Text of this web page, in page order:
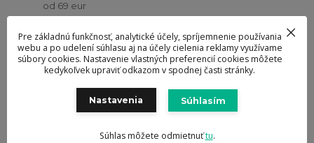
od 69 eur
Ocenené návrhy
a dizajn výrobkov
Pre základnú funkčnosť, analytické účely, spríjemnenie používania
webu a po udelení súhlasu aj na účely cielenia reklamy využívame
súbory cookies. Nastavenie vlastných preferencií cookies môžete
kedykoľvek upraviť odkazom v spodnej časti stránky.
Nastavenia Súhlasím
Súhlas môžete odmietnuťtu.